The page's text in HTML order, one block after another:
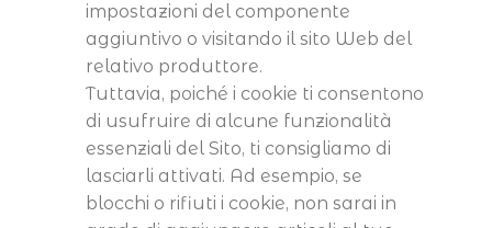
impostazioni del componente
aggiuntivo o visitando il sito Web del
relativo produttore.
Tuttavia, poiché i cookie ti consentono
di usufruire di alcune funzionalità
essenziali del Sito, ti consigliamo di
lasciarli attivati. Ad esempio, se
blocchi o rifiuti i cookie, non sarai in